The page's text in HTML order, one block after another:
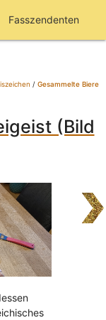
Fasszendenten
/ Gesammelte Biere
(Bild